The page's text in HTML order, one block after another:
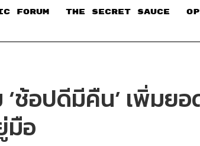
FORUM THE SECRET SAUCE​
ช้อปดีมีคืน’ เพิ่มย
มือ